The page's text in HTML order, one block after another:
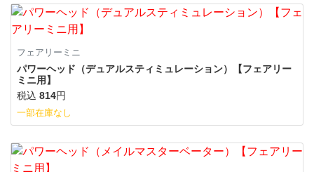
フェアリーミニ
パワーヘッド（デュアルスティミュレーション）【フェアリー
ミニ用】
税込 814円
一部在庫なし